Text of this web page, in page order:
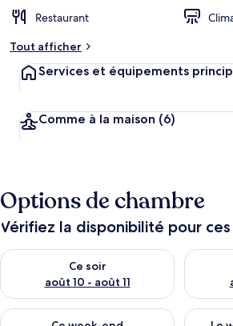
Restaurant
Tout afficher
Services et équipements
Comme à la maison (6)
Options de chambre
Vérifiez la disponibilité pour
Ce soir
août 10 - août 11
Vérifier la disponibilité pour ce soir août
Vérifier
Vérifier la disponibilité pour ce week-
Vérifier